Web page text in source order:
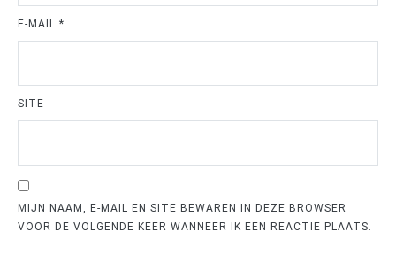
E-MAIL *
SITE
MIJN NAAM, E-MAIL EN SITE BEWAREN IN DEZE BROWSER
VOOR DE VOLGENDE KEER WANNEER IK EEN REACTIE PLAATS.